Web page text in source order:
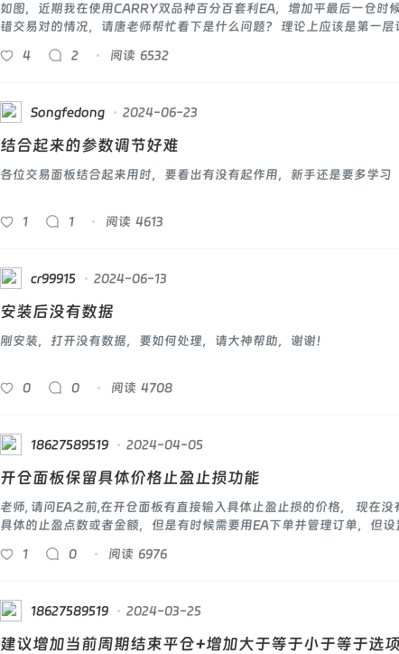
如图，近期我在使用CARRY双品种百分百套利EA，增加平最后一仓时
错交易对的情况，请唐老师帮忙看下是什么问题？ 理论上应该是第一层
4 2 阅读 6532
Songfedong 2024-06-23
结合起来的参数调节好难
各位交易面板结合起来用时，要看出有没有起作用，新手还是要多学习
1 1 阅读 4613
cr99915 2024-06-13
安装后没有数据
刚安装，打开没有数据，要如何处理，请大神帮助，谢谢！
0 0 阅读 4708
18627589519 2024-04-05
开仓面板保留具体价格止盈止损功能
老师, 请问EA之前,在开仓面板有直接输入具体止盈止损的价格， 现在
具体的止盈点数或者金额，但是有时候需要用EA下单并管理订单，但
1 0 阅读 6976
18627589519 2024-03-25
建议增加当前周期结束平仓+增加大于等于小于等于选